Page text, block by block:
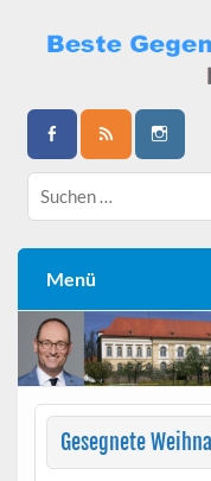
content
Bernhard
Menü
Gesegnete